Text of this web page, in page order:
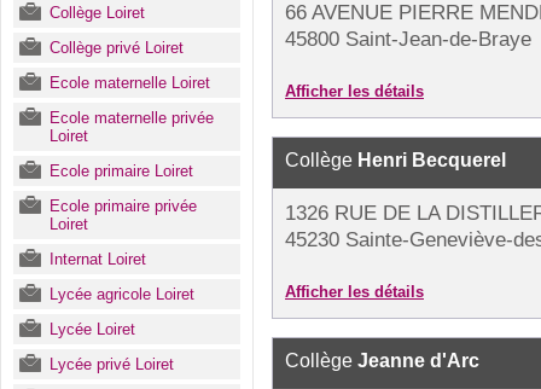
Collège Loiret
Collège privé Loiret
Ecole maternelle Loiret
Ecole maternelle privée
Loiret
Ecole primaire Loiret
Ecole primaire privée
Loiret
Internat Loiret
Lycée agricole Loiret
Lycée Loiret
Lycée privé Loiret
66 AVENUE PIERRE
45800 Saint-Jean-de-Braye
Afficher les détails
Collège Henri Becquerel
1326 RUE DE LA
45230 Sainte-Geneviève-
Afficher les détails
Collège Jeanne d'Arc